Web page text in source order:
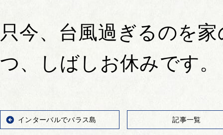
只今、台風過ぎるのを
つ、しばしお休みです。
インターバルでバラス島 記事一覧